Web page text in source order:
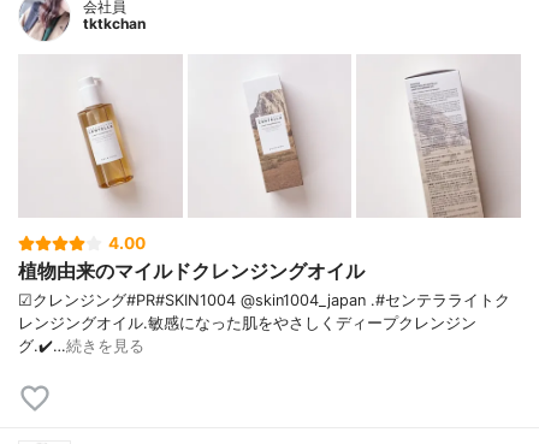
会社員
tktkchan
4.00
植物由来のマイルドクレンジングオイル
☑クレンジング#PR#SKIN1004 @skin1004_japan .#センテラライトク
レンジングオイル.敏感になった肌をやさしくディープクレンジン
グ.✔️…続きを見る